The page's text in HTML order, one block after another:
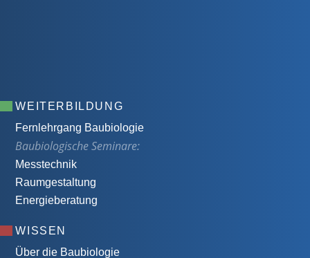
WEITERBILDUNG
Fernlehrgang Baubiologie
Baubiologische Seminare:
Messtechnik
Raumgestaltung
Energieberatung
WISSEN
Über die Baubiologie